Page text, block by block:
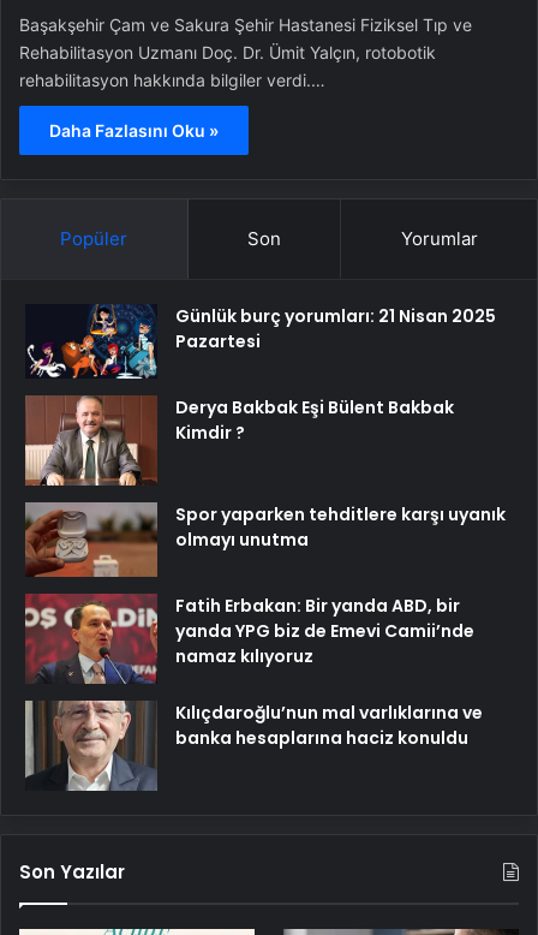
Başakşehir Çam ve Sakura Şehir Hastanesi Fiziksel Tıp ve
Rehabilitasyon Uzmanı Doç. Dr. Ümit Yalçın, rotobotik
rehabilitasyon hakkında bilgiler verdi.…
Daha Fazlasını Oku »
Popüler Son Yorumlar
Günlük burç yorumları: 21 Nisan 2025
Pazartesi
Derya Bakbak Eşi Bülent Bakbak
Kimdir ?
Spor yaparken tehditlere karşı uyanık
olmayı unutma
Fatih Erbakan: Bir yanda ABD, bir
yanda YPG biz de Emevi Camii’nde
namaz kılıyoruz
Kılıçdaroğlu’nun mal varlıklarına ve
banka hesaplarına haciz konuldu
Son Yazılar